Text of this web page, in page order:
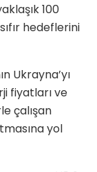
100
hedeflerini
Ukrayna’yı
fiyatları ve
çalışan
yol